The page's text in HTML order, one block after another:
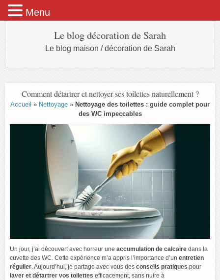
Le blog décoration de Sarah
Le blog maison / décoration de Sarah
Comment détartrer et nettoyer ses toilettes naturellement ?
Accueil » Nettoyage » Nettoyage des toilettes : guide complet pour
des WC impeccables
Un jour, j’ai découvert avec horreur une accumulation de calcaire dans la
cuvette des WC. Cette expérience m’a appris l’importance d’un entretien
régulier. Aujourd’hui, je partage avec vous des conseils pratiques pour
laver et détartrer vos toilettes efficacement, sans nuire à
Menu